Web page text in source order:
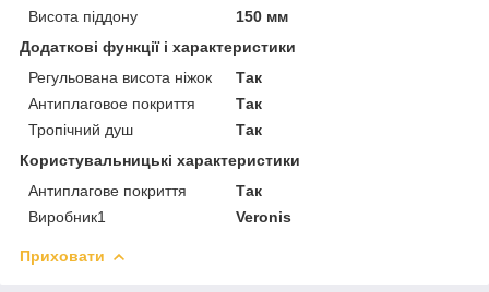
Висота піддону
150 мм
Додаткові функції і характеристики
Регульована висота ніжок
Так
Антиплаговое покриття
Так
Тропічний душ
Так
Користувальницькі характеристики
Антиплагове покриття
Так
Виробник1
Veronis
Приховати